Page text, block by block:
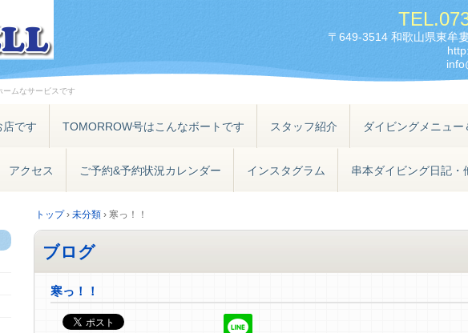
ムなサービスです
TEL.
〒649-3514 和歌山県東牟
店です TOMORROW号はこんなボートです スタッフ紹介 ダイビングメニュー
アクセス ご予約&予約状況カレンダー インスタグラム 串本ダイビング日記・
トップ› 未分類 › 寒っ！！
ブログ
寒っ！！